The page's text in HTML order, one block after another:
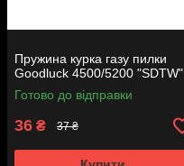
Пружина курка газу пилки
Goodluck 4500/5200 "SDTW"
Готово до відправки
36 ₴ 37 ₴